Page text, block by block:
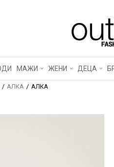
МАЖИ ЖЕНИ ДЕЦА
АЛКА АЛКА